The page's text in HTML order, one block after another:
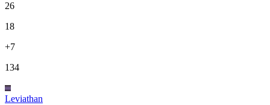
26
18
+7
134
Leviathan